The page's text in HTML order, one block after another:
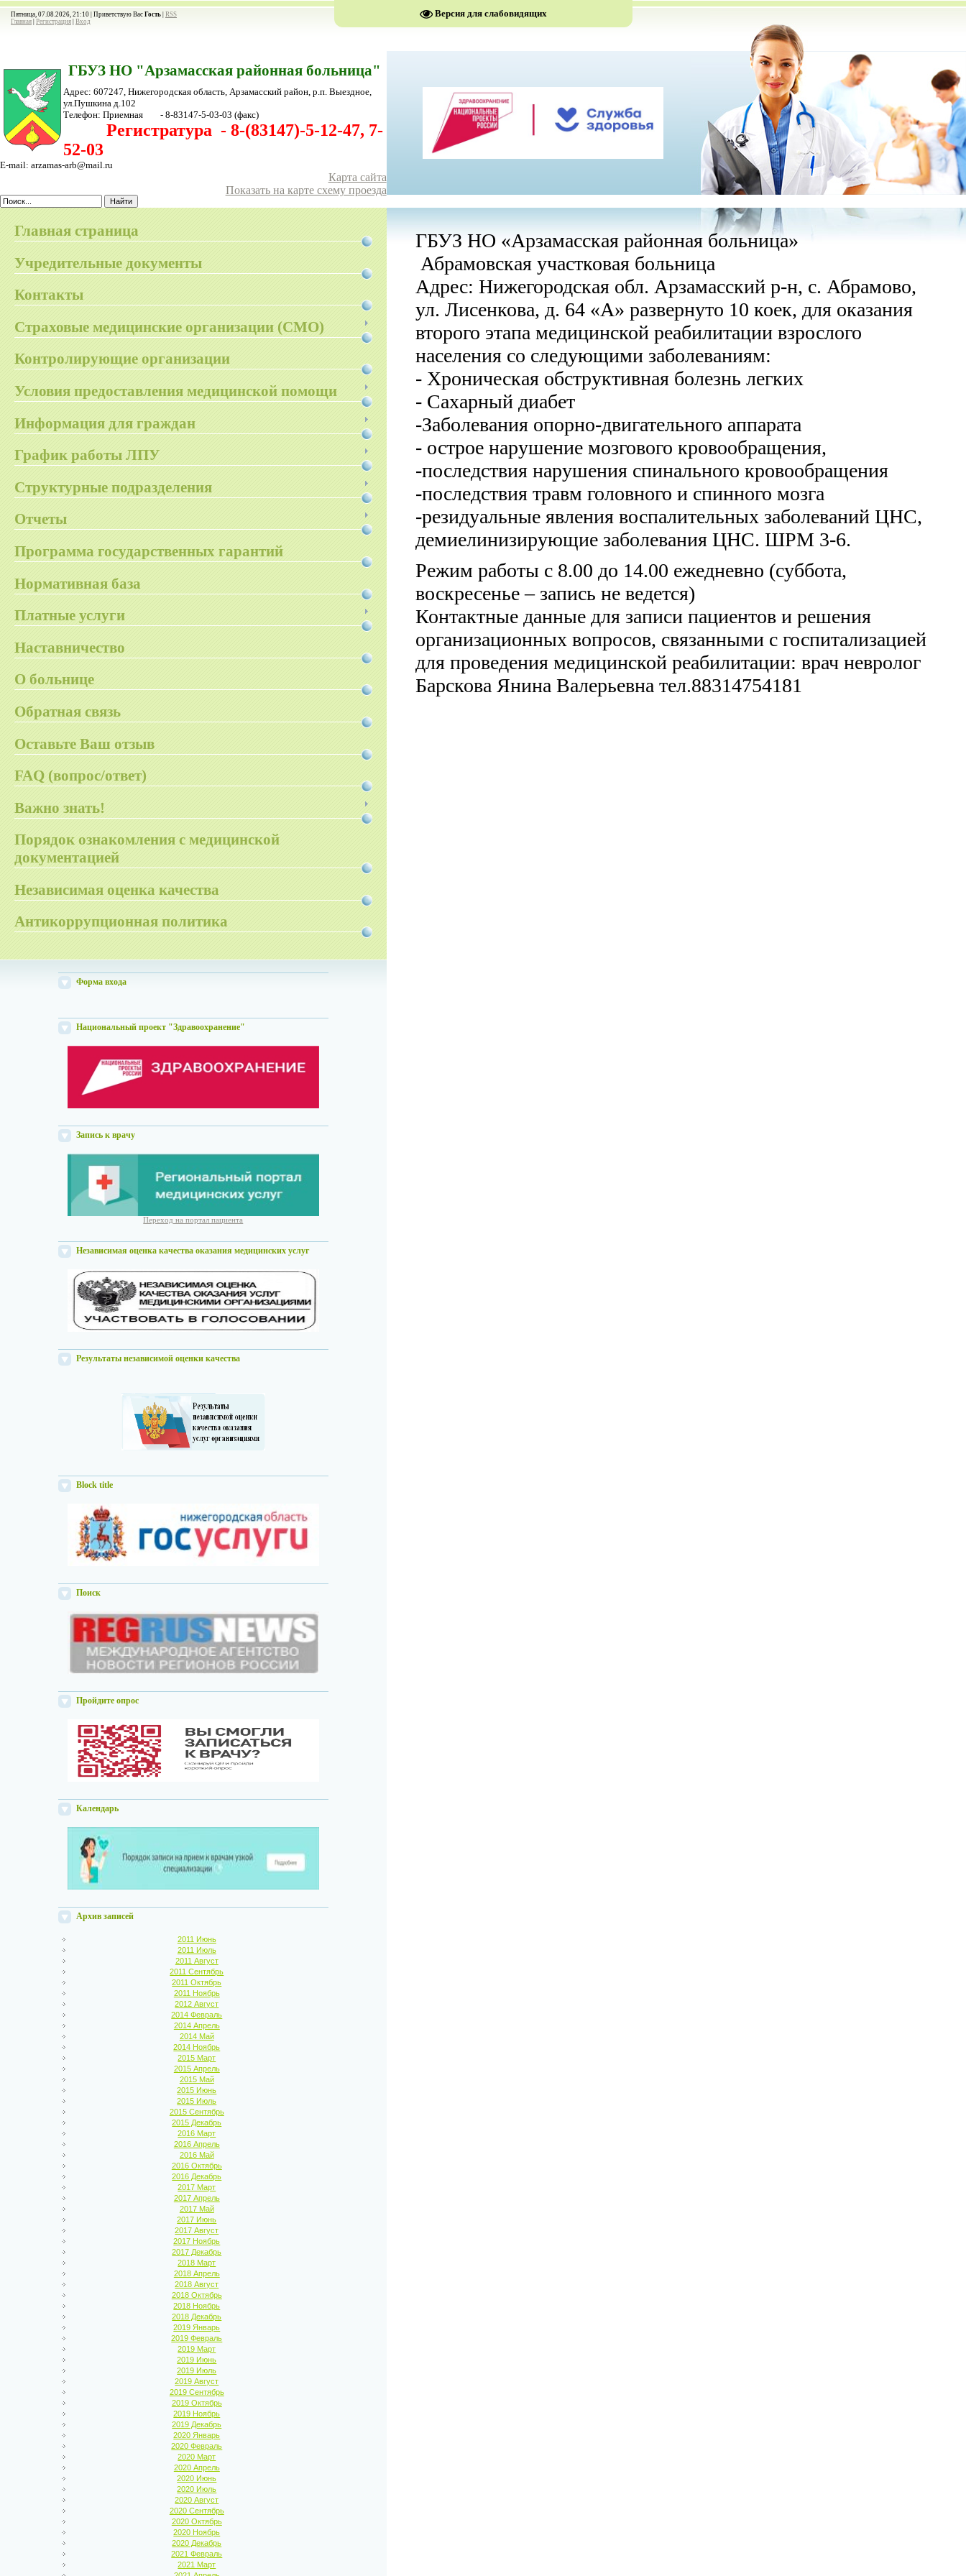
Версия для слабовидящих
Пятница, 07.08.2026, 21:10 | Приветствую Вас Гость RSS
Главная Регистрация Вход
ГБУЗ НО "Арзамасская районная больница"
Адрес: 607247, Нижегородская область, Арзамасский район, р.п. Выездное,
ул.Пушкина д.102
Телефон: Приемная - 8-83147-5-03-03 (факс)
Регистратура - 8-(83147)-5-12-47, 7-
52-03
E-mail: arzamas-arb@mail.ru
Карта сайта
Показать на карте схему проезда
Главная страница
Учредительные документы
Контакты
Страховые медицинские организации (СМО)
Контролирующие организации
Условия предоставления медицинской помощи
Информация для граждан
График работы ЛПУ
Структурные подразделения
Отчеты
Программа государственных гарантий
Нормативная база
Платные услуги
Наставничество
О больнице
Обратная связь
Оставьте Ваш отзыв
FAQ (вопрос/ответ)
Важно знать!
Порядок ознакомления с медицинской
документацией
Независимая оценка качества
Антикоррупционная политика
Форма входа
Национальный проект "Здравоохранение"
Запись к врачу
Переход на портал пациента
Независимая оценка качества оказания медицинских услуг
Результаты независимой оценки качества
Block title
Поиск
Пройдите опрос
Календарь
Архив записей
2011 Июнь
2011 Июль
2011 Август
2011 Сентябрь
2011 Октябрь
2011 Ноябрь
2012 Август
2014 Февраль
2014 Апрель
2014 Май
2014 Ноябрь
2015 Март
2015 Апрель
2015 Май
2015 Июнь
2015 Июль
2015 Сентябрь
2015 Декабрь
2016 Март
2016 Апрель
2016 Май
2016 Октябрь
2016 Декабрь
2017 Март
2017 Апрель
2017 Май
2017 Июнь
2017 Август
2017 Ноябрь
2017 Декабрь
2018 Март
2018 Апрель
2018 Август
2018 Октябрь
2018 Ноябрь
2018 Декабрь
2019 Январь
2019 Февраль
2019 Март
2019 Июнь
2019 Июль
2019 Август
2019 Сентябрь
2019 Октябрь
2019 Ноябрь
2019 Декабрь
2020 Январь
2020 Февраль
2020 Март
2020 Апрель
2020 Июнь
2020 Июль
2020 Август
2020 Сентябрь
2020 Октябрь
2020 Ноябрь
2020 Декабрь
2021 Февраль
2021 Март
ГБУЗ НО «Арзамасская районная больница»
Абрамовская участковая больница
Адрес: Нижегородская обл. Арзамасский р-н, с. Абрамово,
ул. Лисенкова, д. 64 «А» развернуто 10 коек, для оказания
второго этапа медицинской реабилитации взрослого
населения со следующими заболеваниям:
- Хроническая обструктивная болезнь легких
- Cахарный диабет
-Заболевания опорно-двигательного аппарата
- острое нарушение мозгового кровообращения,
-последствия нарушения спинального кровообращения
-последствия травм головного и спинного мозга
-резидуальные явления воспалительных заболеваний ЦНС,
демиелинизирующие заболевания ЦНС. ШРМ 3-6.
Режим работы с 8.00 до 14.00 ежедневно (суббота,
воскресенье – запись не ведется)
Контактные данные для записи пациентов и решения
организационных вопросов, связанными с госпитализацией
для проведения медицинской реабилитации: врач невролог
Барскова Янина Валерьевна тел.88314754181